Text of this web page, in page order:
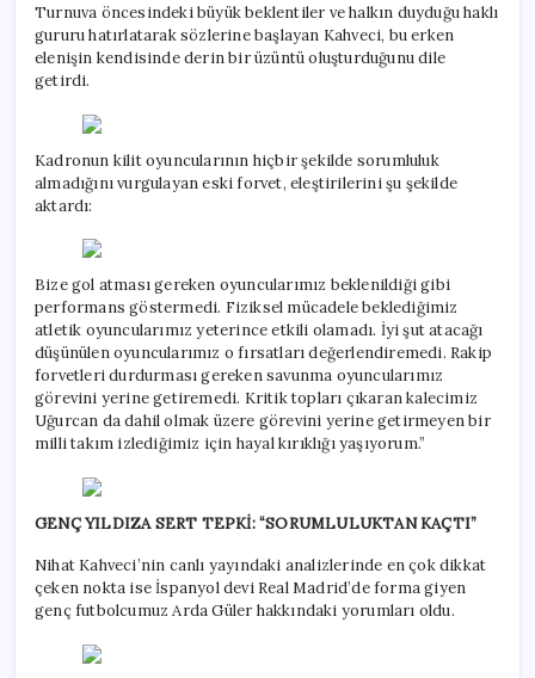
Turnuva öncesindeki büyük beklentiler ve halkın duyduğu haklı
gururu hatırlatarak sözlerine başlayan Kahveci, bu erken
elenişin kendisinde derin bir üzüntü oluşturduğunu dile
getirdi.
Kadronun kilit oyuncularının hiçbir şekilde sorumluluk
almadığını vurgulayan eski forvet, eleştirilerini şu şekilde
aktardı:
Bize gol atması gereken oyuncularımız beklenildiği gibi
performans göstermedi. Fiziksel mücadele beklediğimiz
atletik oyuncularımız yeterince etkili olamadı. İyi şut atacağı
düşünülen oyuncularımız o fırsatları değerlendiremedi. Rakip
forvetleri durdurması gereken savunma oyuncularımız
görevini yerine getiremedi. Kritik topları çıkaran kalecimiz
Uğurcan da dahil olmak üzere görevini yerine getirmeyen bir
milli takım izlediğimiz için hayal kırıklığı yaşıyorum.”
GENÇ YILDIZA SERT TEPKİ: “SORUMLULUKTAN KAÇTI”
Nihat Kahveci’nin canlı yayındaki analizlerinde en çok dikkat
çeken nokta ise İspanyol devi Real Madrid’de forma giyen
genç futbolcumuz Arda Güler hakkındaki yorumları oldu.